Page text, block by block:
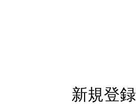
新規登録